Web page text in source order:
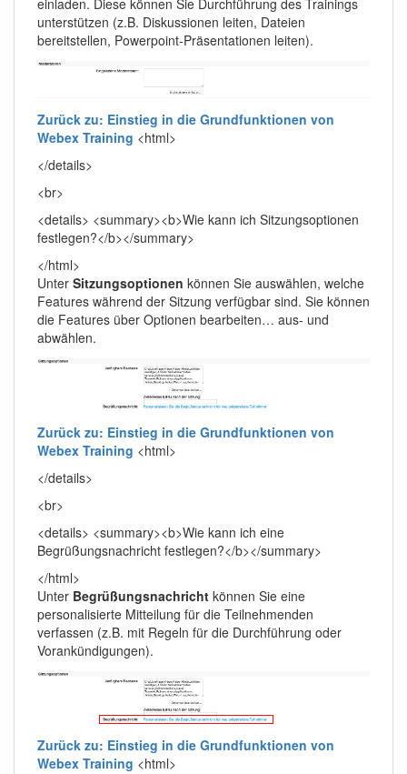
unterstützen (z.B. Diskussionen leiten, Dateien
bereitstellen, Powerpoint-Präsentationen leiten).
Zurück zu: Einstieg in die Grundfunktionen von
Webex Training <html>
</details>
<br>
<details> <summary><b>Wie kann ich Sitzungsoptionen
festlegen?</b></summary>
</html>
Unter Sitzungsoptionen können Sie auswählen, welche
Features während der Sitzung verfügbar sind. Sie können
die Features über Optionen bearbeiten… aus- und
abwählen.
Zurück zu: Einstieg in die Grundfunktionen von
Webex Training <html>
</details>
<br>
<details> <summary><b>Wie kann ich eine
Begrüßungsnachricht festlegen?</b></summary>
</html>
Unter Begrüßungsnachricht können Sie eine
personalisierte Mitteilung für die Teilnehmenden
verfassen (z.B. mit Regeln für die Durchführung oder
Vorankündigungen).
Zurück zu: Einstieg in die Grundfunktionen von
Webex Training <html>